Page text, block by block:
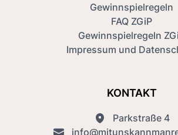
Gewinnspielregeln
FAQ ZGiP
Gewinnspielregeln
Impressum und
KONTAKT
Parkstraße 4